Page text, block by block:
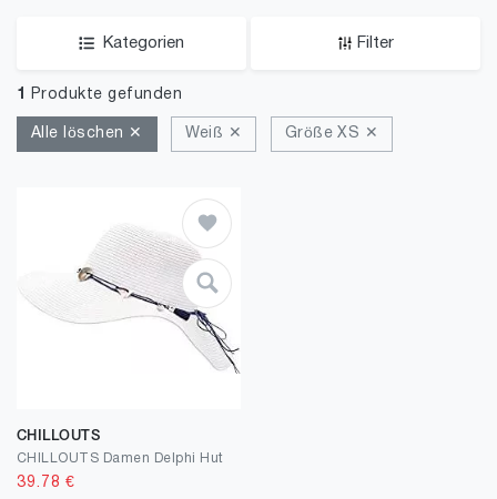
Kategorien Filter
1 Produkte gefunden
Alle löschen ✕ Weiß ✕ Größe XS ✕
CHILLOUTS
CHILLOUTS Damen Delphi Hut
39.78 €